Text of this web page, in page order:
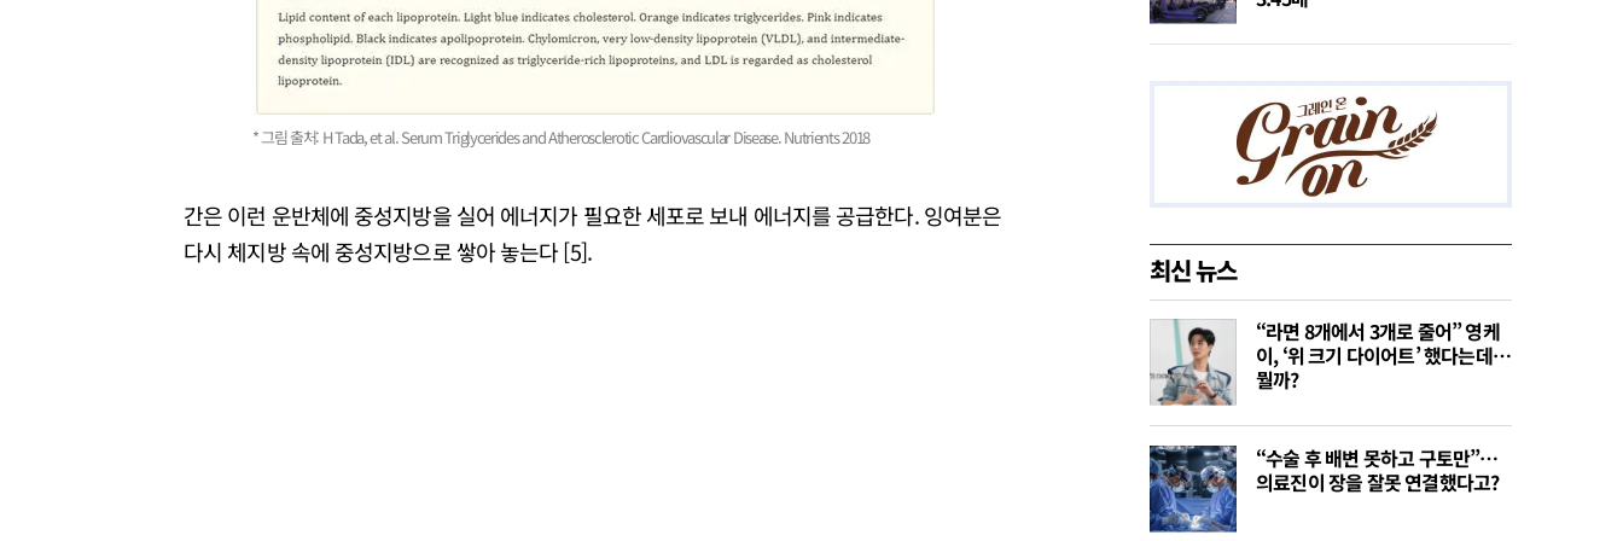
* 그림 출처: H Tada, et al. Serum Triglycerides and Atherosclerotic Cardiovascular Disease. Nutrients 2018
간은 이런 운반체에 중성지방을 실어 에너지가 필요한 세포로 보내 에너지를 공급한다. 잉여분은
다시 체지방 속에 중성지방으로 쌓아 놓는다 [5].
최신 뉴스
“라면 8개에서 3개로 줄어” 영케
이, ‘위 크기 다이어트’ 했다는데…
뭘까?
“수술 후 배변 못하고 구토만”…
의료진이 장을 잘못 연결했다고?